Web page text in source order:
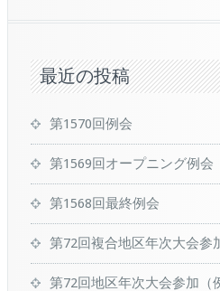
最近の投稿
第1570回例会
第1569回オープニング例会
第1568回最終例会
第72回複合地区年次大会参
第72回地区年次大会参加（